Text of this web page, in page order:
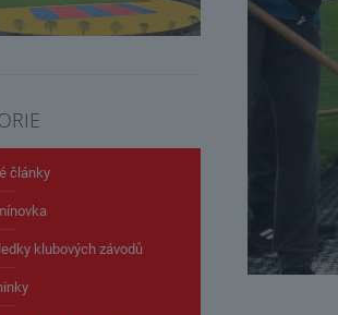
články
klubových závodů